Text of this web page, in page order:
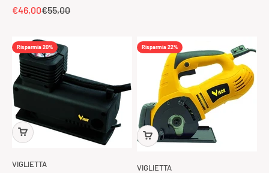
Prezzo scontato
€46,00Prezzo
€55,00
Risparmia 20%
VIGLIETTA
Risparmia 22%
VIGLIETTA